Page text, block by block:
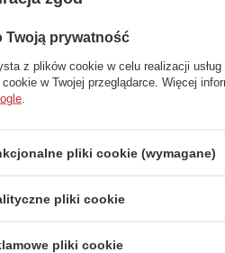
Twoją prywatność
z plików cookie w celu realizacji usług
w Twojej przeglądarce. Więcej
pliki cookie (wymagane)
pliki cookie
pliki cookie